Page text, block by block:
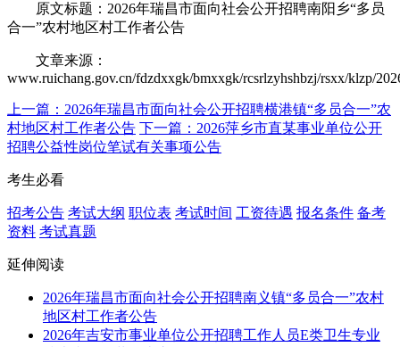
原文标题：2026年瑞昌市面向社会公开招聘南阳乡“多员
合一”农村地区村工作者公告
文章来源：
www.ruichang.gov.cn/fdzdxxgk/bmxxgk/rcsrlzyhshbzj/rsxx/klzp/
上一篇：2026年瑞昌市面向社会公开招聘横港镇“多员合一”农
村地区村工作者公告 下一篇：2026萍乡市直某事业单位公开
招聘公益性岗位笔试有关事项公告
考生必看
招考公告 考试大纲 职位表 考试时间 工资待遇 报名条件 备考
资料 考试真题
延伸阅读
2026年瑞昌市面向社会公开招聘南义镇“多员合一”农村
地区村工作者公告
2026年吉安市事业单位公开招聘工作人员E类卫生专业